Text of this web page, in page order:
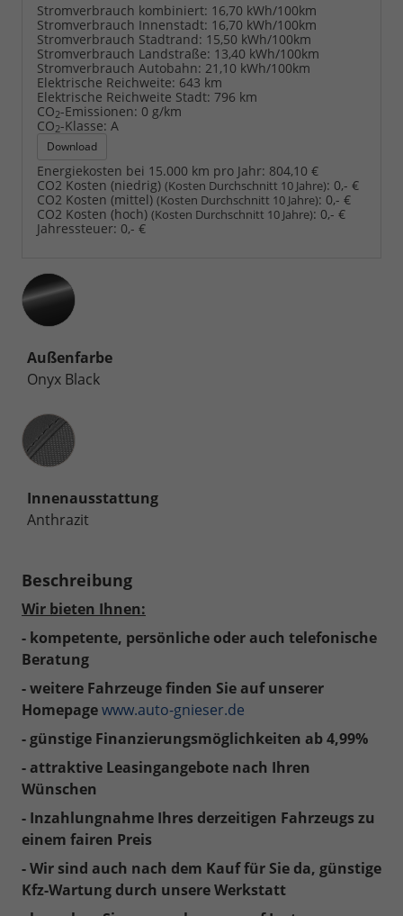
Stromverbrauch kombiniert: 16,70 kWh/100km
Stromverbrauch Innenstadt: 16,70 kWh/100km
Stromverbrauch Stadtrand: 15,50 kWh/100km
Stromverbrauch Landstraße: 13,40 kWh/100km
Stromverbrauch Autobahn: 21,10 kWh/100km
Elektrische Reichweite: 643 km
Elektrische Reichweite Stadt: 796 km
CO2-Emissionen: 0 g/km
CO2-Klasse: A
Download
Energiekosten bei 15.000 km pro Jahr: 804,10 €
CO2 Kosten (niedrig) (Kosten Durchschnitt 10 Jahre): 0,- €
CO2 Kosten (mittel) (Kosten Durchschnitt 10 Jahre): 0,- €
CO2 Kosten (hoch) (Kosten Durchschnitt 10 Jahre): 0,- €
Jahressteuer: 0,- €
Außenfarbe
Onyx Black
Innenausstattung
Innenausstattung
Anthrazit
Beschreibung
Wir bieten Ihnen:
- kompetente, persönliche oder auch telefonische
Beratung
- weitere Fahrzeuge finden Sie auf unserer
Homepagewww.auto-gnieser.de
- günstige Finanzierungsmöglichkeiten ab 4,99%
- attraktive Leasingangebote nach Ihren
Wünschen
- Inzahlungnahme Ihres derzeitigen Fahrzeugs zu
einem fairen Preis
- Wir sind auch nach dem Kauf für Sie da, günstige
Kfz-Wartung durch unsere Werkstatt